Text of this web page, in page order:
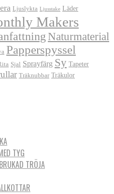
Ljuslykta Ljusstake Läder
Makers
Naturmaterial
Papperspyssel
Sjal Sprayfärg Sy Tapeter
Träknubbar Träkulor
TYG
TRÖJA